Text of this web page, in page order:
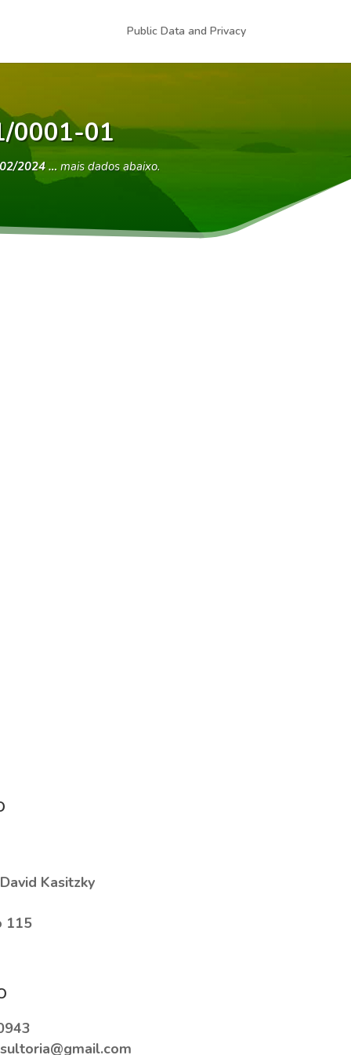
Public Data and Privacy
0001-01
2024 … mais dados abaixo.
Kasitzky
115